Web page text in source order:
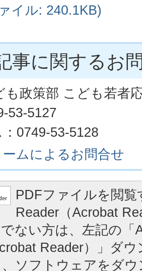
イル: 240.1KB)
事に関するお
も政策部 こども若者
53-5127
0749-53-5128
ムによるお問合せ
PDFファイルを閲
Reader（Acrobat
ない方は、左記の「
Reader）」ダ
ソフトウェアをダ